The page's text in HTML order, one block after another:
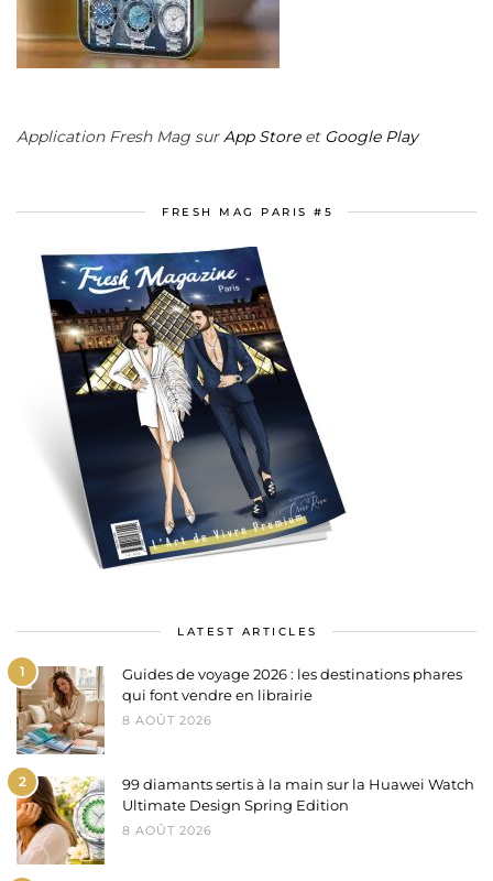
Application Fresh Mag surApp Storeet Google Play
FRESH MAG PARIS #5
LATEST ARTICLES
1
Guides de voyage 2026 : les destinations phares
qui font vendre en librairie
8 AOÛT 2026
2
99 diamants sertis à la main sur la Huawei Watch
Ultimate Design Spring Edition
8 AOÛT 2026